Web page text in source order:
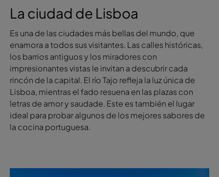
La ciudad de Lisboa
Es una de las ciudades más bellas del mundo, que
enamora a todos sus visitantes. Las calles históricas,
los barrios antiguos y los miradores con
impresionantes vistas le invitan a descubrir cada
rincón de la capital. El río Tajo refleja la luz única de
Lisboa, mientras el fado resuena en las plazas con
letras de amor y saudade. Este es también el lugar
ideal para probar algunos de los mejores sabores de
la cocina portuguesa.